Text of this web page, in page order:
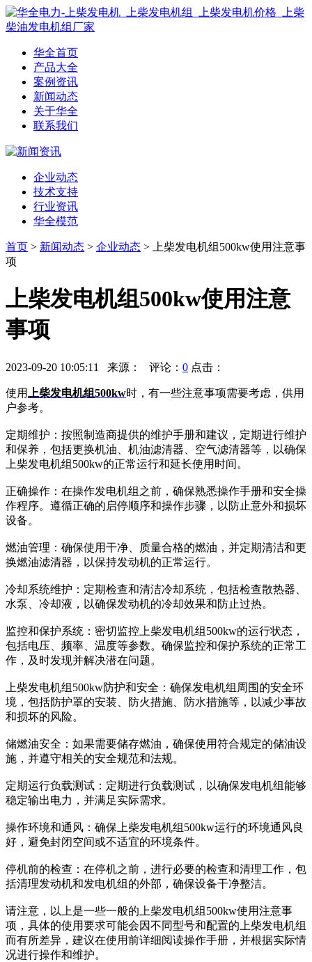
华全首页
产品大全
案例资讯
新闻动态
关于华全
联系我们
企业动态
技术支持
行业资讯
华全模范
首页 > 新闻动态 > 企业动态 > 上柴发电机组500kw使用注意事
项
上柴发电机组500kw使用注意
事项
2023-09-20 10:05:11 来源： 评论： 0 点击：
使用 上柴发电机组500kw时，有一些注意事项需要考虑，供用
户参考。
定期维护：按照制造商提供的维护手册和建议，定期进行维护
和保养，包括更换机油、机油滤清器、空气滤清器等，以确保
上柴发电机组500kw的正常运行和延长使用时间。
正确操作：在操作发电机组之前，确保熟悉操作手册和安全操
作程序。遵循正确的启停顺序和操作步骤，以防止意外和损坏
设备。
燃油管理：确保使用干净、质量合格的燃油，并定期清洁和更
换燃油滤清器，以保持发动机的正常运行。
冷却系统维护：定期检查和清洁冷却系统，包括检查散热器、
水泵、冷却液，以确保发动机的冷却效果和防止过热。
监控和保护系统：密切监控上柴发电机组500kw的运行状态，
包括电压、频率、温度等参数。确保监控和保护系统的正常工
作，及时发现并解决潜在问题。
上柴发电机组500kw防护和安全：确保发电机组周围的安全环
境，包括防护罩的安装、防火措施、防水措施等，以减少事故
和损坏的风险。
储燃油安全：如果需要储存燃油，确保使用符合规定的储油设
施，并遵守相关的安全规范和法规。
定期运行负载测试：定期进行负载测试，以确保发电机组能够
稳定输出电力，并满足实际需求。
操作环境和通风：确保上柴发电机组500kw运行的环境通风良
好，避免封闭空间或不适宜的环境条件。
停机前的检查：在停机之前，进行必要的检查和清理工作，包
括清理发动机和发电机组的外部，确保设备干净整洁。
请注意，以上是一些一般的上柴发电机组500kw使用注意事
项，具体的使用要求可能会因不同型号和配置的上柴发电机组
而有所差异，建议在使用前详细阅读操作手册，并根据实际情
况进行操作和维护。